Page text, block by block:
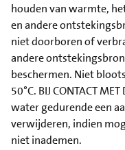
houden van warmte,
en andere
niet doorboren of
andere
beschermen. Niet
50°C. BIJ CONTACT
water gedurende een
verwijderen, indien
niet inademen.